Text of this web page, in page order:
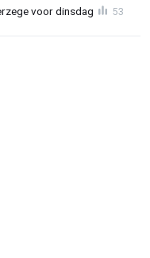
voor dinsdag 53